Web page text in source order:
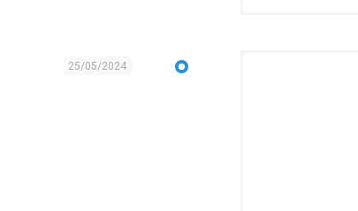
25/05/2024